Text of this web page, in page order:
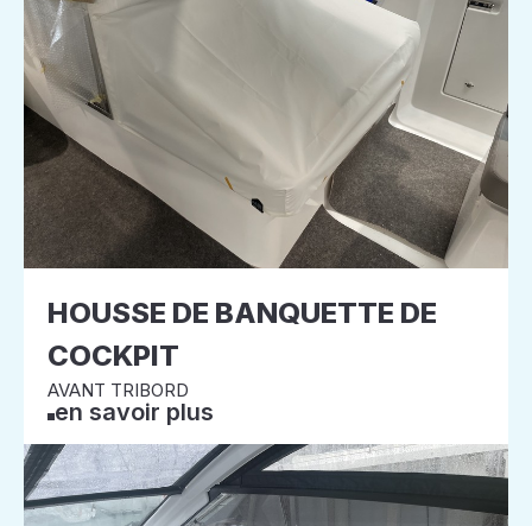
HOUSSE DE BANQUETTE DE
COCKPIT
AVANT TRIBORD
en savoir plus